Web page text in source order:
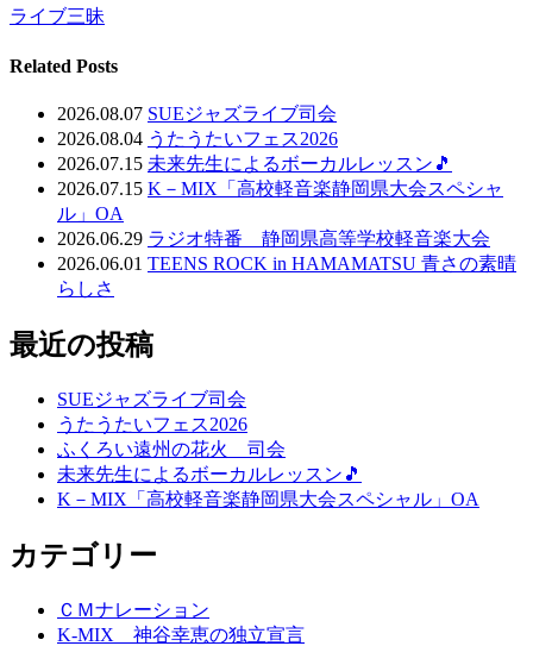
ライブ三昧
Related Posts
2026.08.07 SUEジャズライブ司会
2026.08.04 うたうたいフェス2026
2026.07.15 未来先生によるボーカルレッスン🎵
2026.07.15 K－MIX「高校軽音楽静岡県大会スペシャ
ル」OA
2026.06.29 ラジオ特番 静岡県高等学校軽音楽大会
2026.06.01 TEENS ROCK in HAMAMATSU 青さの素晴
らしさ
最近の投稿
SUEジャズライブ司会
うたうたいフェス2026
ふくろい遠州の花火 司会
未来先生によるボーカルレッスン🎵
K－MIX「高校軽音楽静岡県大会スペシャル」OA
カテゴリー
ＣＭナレーション
K-MIX 神谷幸恵の独立宣言